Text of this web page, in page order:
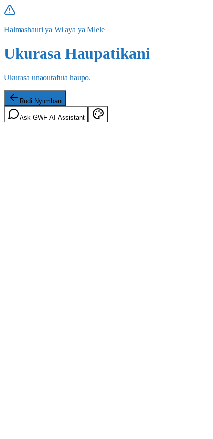
Halmashauri ya Wilaya ya Mlele
Ukurasa Haupatikani
Ukurasa unaoutafuta haupo.
Rudi Nyumbani
Ask GWF AI Assistant